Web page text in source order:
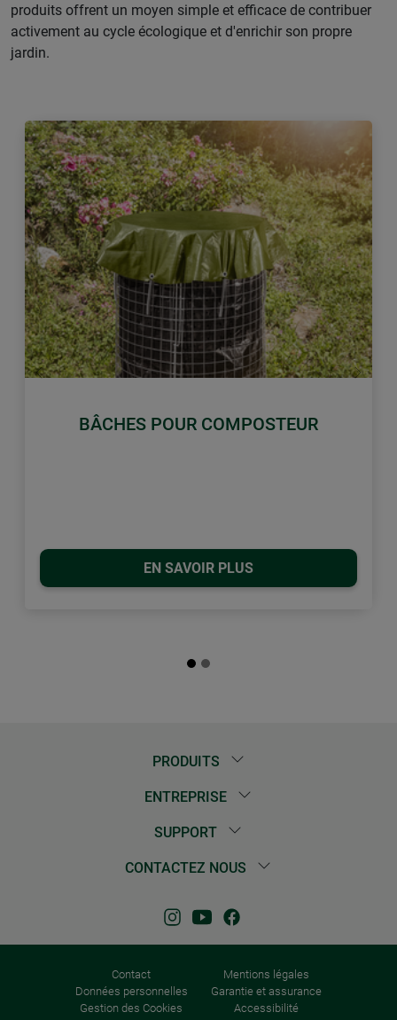
produits offrent un moyen simple et efficace de contribuer
activement au cycle écologique et d'enrichir son propre
jardin.
BÂCHES POUR COMPOSTEUR
EN SAVOIR PLUS
retour
PRODUITS
ENTREPRISE
SUPPORT
CONTACTEZ NOUS
Contact
Mentions légales
Données personnelles
Garantie et assurance
Gestion des Cookies
Accessibilité